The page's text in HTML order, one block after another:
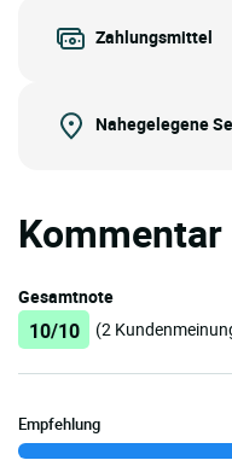
Zahlungsmittel
Nahegelegene
Kommentar
Gesamtnote
10/10 (2
Empfehlung